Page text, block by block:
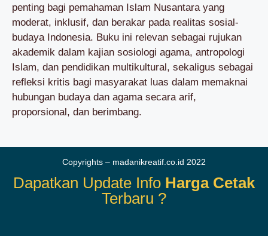
penting bagi pemahaman Islam Nusantara yang
moderat, inklusif, dan berakar pada realitas sosial-
budaya Indonesia. Buku ini relevan sebagai rujukan
akademik dalam kajian sosiologi agama, antropologi
Islam, dan pendidikan multikultural, sekaligus sebagai
refleksi kritis bagi masyarakat luas dalam memaknai
hubungan budaya dan agama secara arif,
proporsional, dan berimbang.
Copyrights – madanikreatif.co.id 2022
Dapatkan Update Info Harga Cetak
Terbaru ?